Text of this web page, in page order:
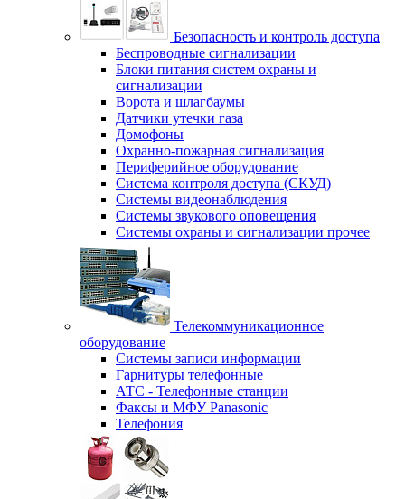
Безопасность и контроль доступа
Беспроводные сигнализации
Блоки питания систем охраны и
сигнализации
Ворота и шлагбаумы
Датчики утечки газа
Домофоны
Охранно-пожарная сигнализация
Периферийное оборудование
Система контроля доступа (СКУД)
Системы видеонаблюдения
Системы звукового оповещения
Системы охраны и сигнализации прочее
Телекоммуникационное
оборудование
Системы записи информации
Гарнитуры телефонные
АТС - Телефонные станции
Факсы и МФУ Panasonic
Телефония